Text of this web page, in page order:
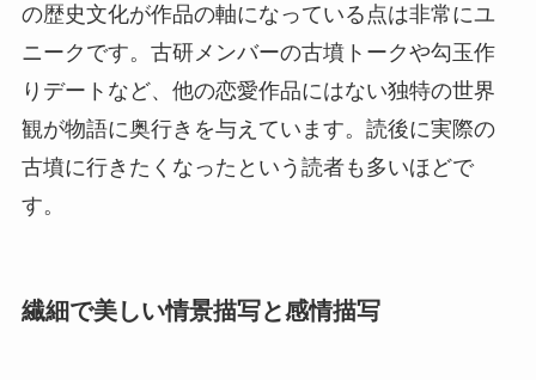
の歴史文化が作品の軸になっている点は非常にユ
ニークです。古研メンバーの古墳トークや勾玉作
りデートなど、他の恋愛作品にはない独特の世界
観が物語に奥行きを与えています。読後に実際の
古墳に行きたくなったという読者も多いほどで
す。
繊細で美しい情景描写と感情描写